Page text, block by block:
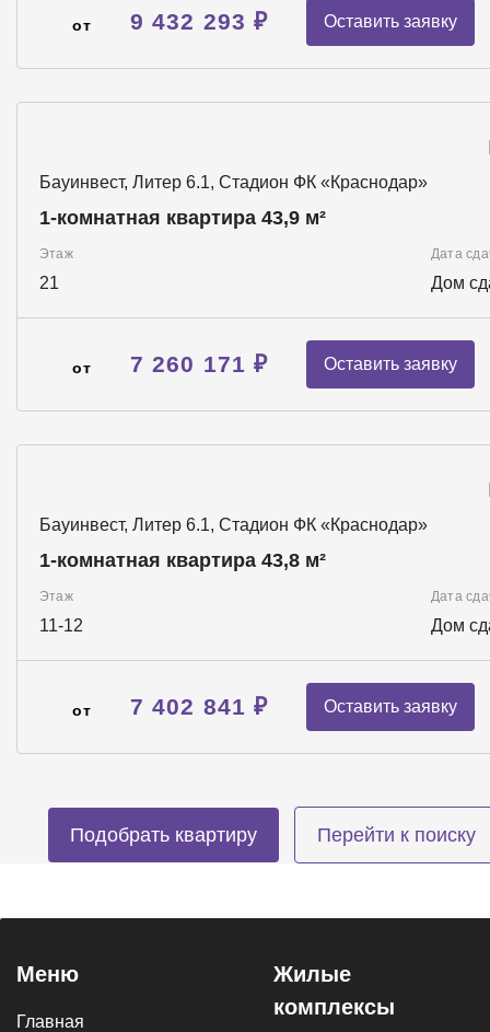
от 9 432 293 ₽ Оставить заявку
Бауинвест, Литер 6.1, Стадион ФК «Краснодар»
1-комнатная квартира 43,9 м²
Этаж
21
Дата
Дом
от 7 260 171 ₽ Оставить заявку
Бауинвест, Литер 6.1, Стадион ФК «Краснодар»
1-комнатная квартира 43,8 м²
Этаж
11-12
Дата
Дом
от 7 402 841 ₽ Оставить заявку
Подобрать квартиру Перейти к поиску
Меню
Главная
Жилые
комплексы